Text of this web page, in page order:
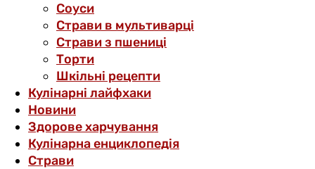
Соуси
Страви в мультиварці
Страви з пшениці
Торти
Шкільні рецепти
Кулінарні лайфхаки
Новини
Здорове харчування
Кулінарна енциклопедія
Страви